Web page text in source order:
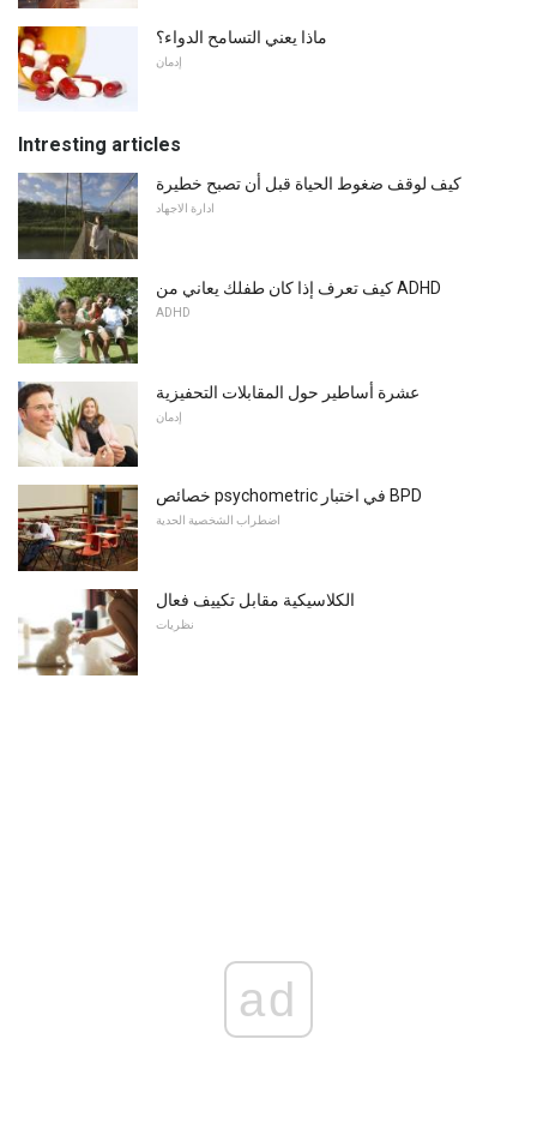
ماذا يعني التسامح الدواء؟
إدمان
Intresting articles
كيف لوقف ضغوط الحياة قبل أن تصبح خطيرة
ادارة الاجهاد
كيف تعرف إذا كان طفلك يعاني من ADHD
ADHD
عشرة أساطير حول المقابلات التحفيزية
إدمان
خصائص psychometric في اختبار BPD
اضطراب الشخصية الحدية
الكلاسيكية مقابل تكييف فعال
نظريات
ad